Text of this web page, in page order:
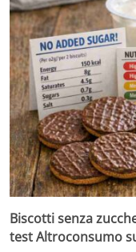
Biscotti senza
test Altroconsumo